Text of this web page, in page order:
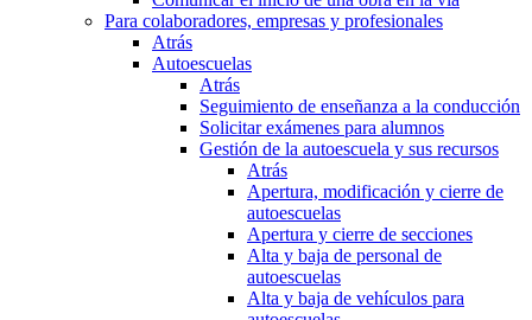
Para colaboradores, empresas y profesionales
Atrás
Autoescuelas
Atrás
Seguimiento de enseñanza a la conducción
Solicitar exámenes para alumnos
Gestión de la autoescuela y sus recursos
Atrás
Apertura, modificación y cierre de
autoescuelas
Apertura y cierre de secciones
Alta y baja de personal de
autoescuelas
Alta y baja de vehículos para